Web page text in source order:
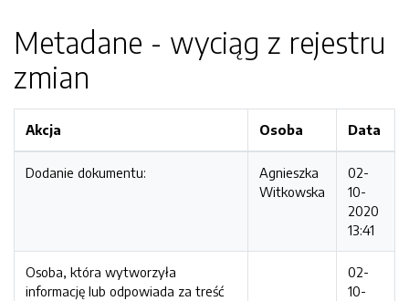
Metadane - wyciąg z rejestru
zmian
Akcja Osoba Data
Dodanie dokumentu:
Agnieszka
Witkowska
02-
10-
2020
13:41
Osoba, która wytworzyła
informację lub odpowiada za treść
02-
10-